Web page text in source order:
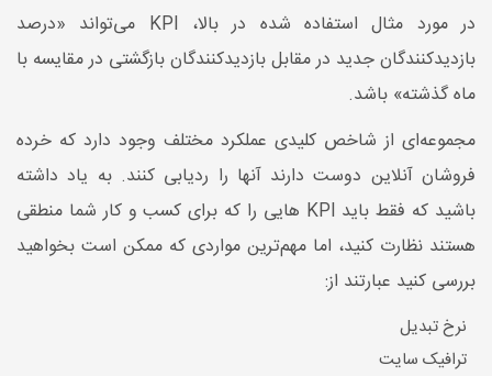
در مورد مثال استفاده شده در بالا، KPI می‌تواند «درصد
بازدیدکنندگان جدید در مقابل بازدیدکنندگان بازگشتی در مقایسه با
ماه گذشته» باشد.
مجموعه‌ای از شاخص کلیدی عملکرد مختلف وجود دارد که خرده
فروشان آنلاین دوست دارند آنها را ردیابی کنند. به یاد داشته
باشید که فقط باید KPI هایی را که برای کسب و کار شما منطقی
هستند نظارت کنید، اما مهم‌ترین مواردی که ممکن است بخواهید
بررسی کنید عبارتند از:
نرخ تبدیل
ترافیک سایت